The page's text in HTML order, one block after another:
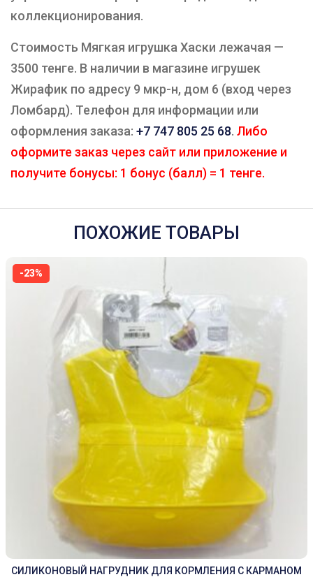
коллекционирования.
Стоимость Мягкая игрушка Хаски лежачая —
3500 тенге. В наличии в магазине игрушек
Жирафик по адресу 9 мкр-н, дом 6 (вход через
Ломбард). Телефон для информации или
оформления заказа: +7 747 805 25 68. Либо
оформите заказ через сайт или приложение и
получите бонусы: 1 бонус (балл) = 1 тенге.
ПОХОЖИЕ ТОВАРЫ
-23%
СИЛИКОНОВЫЙ НАГРУДНИК ДЛЯ КОРМЛЕНИЯ С КАРМАНОМ